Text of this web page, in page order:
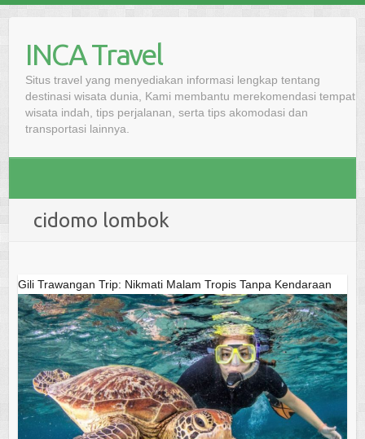
contentINCA Travel
Situs travel yang menyediakan informasi lengkap tentang
destinasi wisata dunia, Kami membantu merekomendasi tempat
wisata indah, tips perjalanan, serta tips akomodasi dan
transportasi lainnya.
cidomo lombok
Gili Trawangan Trip: Nikmati Malam Tropis Tanpa Kendaraan